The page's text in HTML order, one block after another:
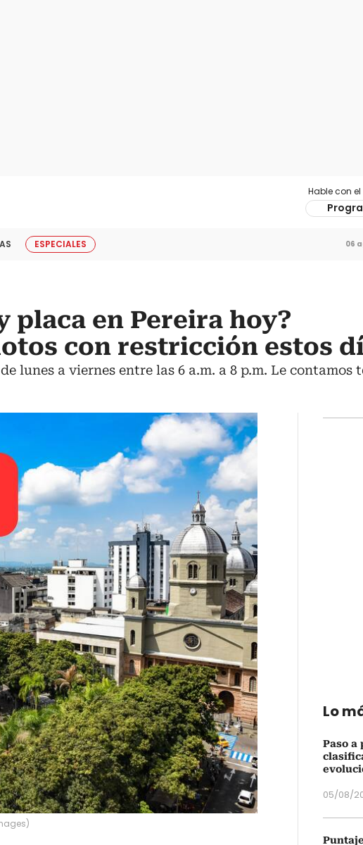
Hable con el
ESPECIALES 06
placa en Pereira hoy?
con restricción estos
lunes a viernes entre las 6 a.m. a 8 p.m. Le contamos
Lo
Paso a
05/08/